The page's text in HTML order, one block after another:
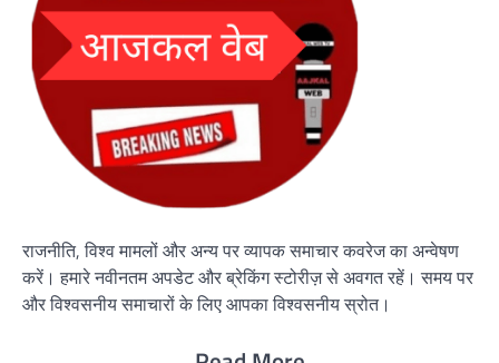
राजनीति, विश्व मामलों और अन्य पर व्यापक समाचार कवरेज का अन्वेषण
करें। हमारे नवीनतम अपडेट और ब्रेकिंग स्टोरीज़ से अवगत रहें। समय पर
और विश्वसनीय समाचारों के लिए आपका विश्वसनीय स्रोत।